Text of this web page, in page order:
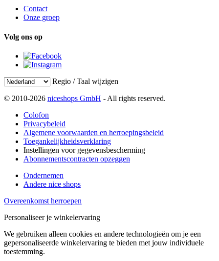
Contact
Onze groep
Volg ons op
Regio / Taal wijzigen
© 2010-2026 niceshops GmbH - All rights reserved.
Colofon
Privacybeleid
Algemene voorwaarden en herroepingsbeleid
Toegankelijkheidsverklaring
Instellingen voor gegevensbescherming
Abonnementscontracten opzeggen
Ondernemen
Andere nice shops
Overeenkomst herroepen
Personaliseer je winkelervaring
We gebruiken alleen cookies en andere technologieën om je een
gepersonaliseerde winkelervaring te bieden met jouw individuele
toestemming.